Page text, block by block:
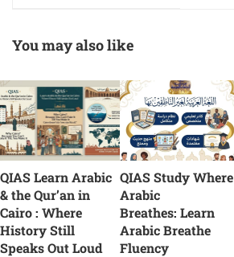
You may also like
QIAS Learn Arabic
& the Qur’an in
Cairo : Where
History Still
Speaks Out Loud
QIAS Study Where
Arabic
Breathes: Learn
Arabic Breathe
Fluency